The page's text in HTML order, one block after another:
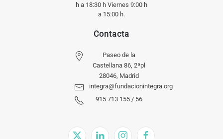
h a 18:30 h Viernes 9:00 h
a 15:00 h.
Contacta
Paseo de la
Castellana 86, 2ªpl
28046, Madrid
integra@fundacionintegra.org
915 713 155 / 56